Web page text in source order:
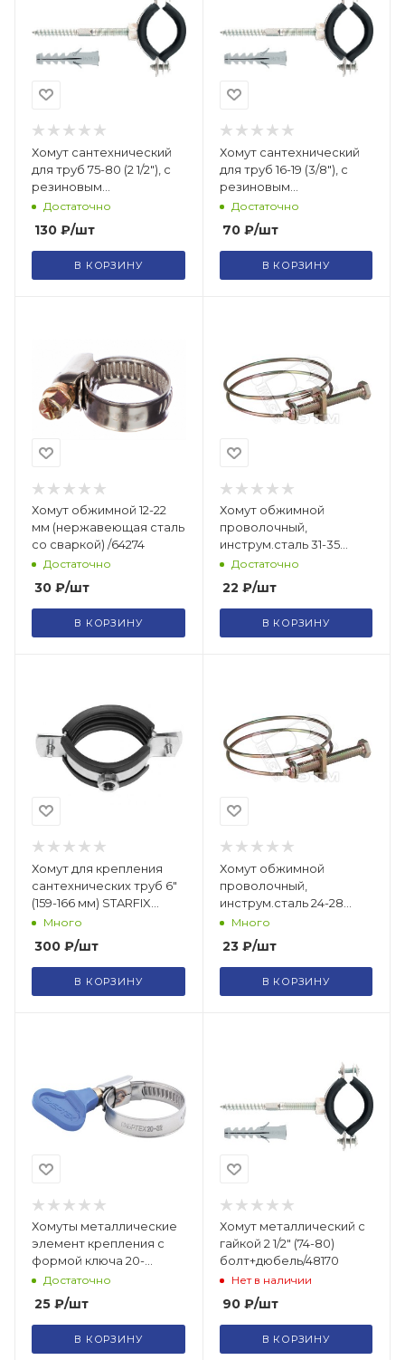
Хомут сантехнический
для труб 75-80 (2 1/2"), с
резиновым
уплотнением, шпилькой
и дюб 1 шт /481703
Достаточно
130 ₽/шт
В КОРЗИНУ
Хомут сантехнический
для труб 16-19 (3/8"), с
резиновым
уплотнением, шпилькой
и дюбелем, 1 шт/481633
Достаточно
70₽/шт
В КОРЗИНУ
Хомут обжимной 12-22
мм (нержавеющая сталь
со сваркой) /64274
Достаточно
30 ₽/шт
В КОРЗИНУ
Хомут обжимной
проволочный,
инструм.сталь 31-35
мм/99303т
Достаточно
22 ₽/шт
В КОРЗИНУ
Хомут для крепления
сантехнических труб 6"
(159-166 мм) STARFIX
(SMP-61261-1)
Много
300 ₽/шт
В КОРЗИНУ
Хомут обжимной
проволочный,
инструм.сталь 24-28
мм/99302т
Много
23₽/шт
В КОРЗИНУ
Хомуты металлические
элемент крепления с
формой ключа 20-
32мм/47549
Достаточно
25 ₽/шт
В КОРЗИНУ
Хомут металлический с
гайкой 2 1/2" (74-80)
болт+дюбель/48170
Нет в наличии
90₽/шт
В КОРЗИНУ